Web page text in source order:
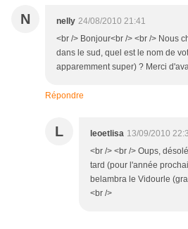
N nelly 24/08/2010 21:41
<br /> Bonjour<br /> <br /> Nous
dans le sud, quel est le nom de
apparemment super) ? Merci
Répondre
L leoetlisa 13/09/2010
<br /> <br /> Oups,
tard (pour l'année
belambra le Vidourle
<br />